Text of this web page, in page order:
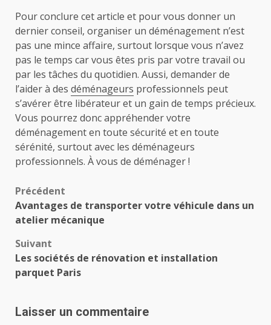
Pour conclure cet article et pour vous donner un
dernier conseil, organiser un déménagement n’est
pas une mince affaire, surtout lorsque vous n’avez
pas le temps car vous êtes pris par votre travail ou
par les tâches du quotidien. Aussi, demander de
l’aider à des déménageurs professionnels peut
s’avérer être libérateur et un gain de temps précieux.
Vous pourrez donc appréhender votre
déménagement en toute sécurité et en toute
sérénité, surtout avec les déménageurs
professionnels. À vous de déménager !
Navigation
d’article
Précédent
Avantages de transporter votre véhicule dans un
atelier mécanique
Suivant
Les sociétés de rénovation et installation
parquet Paris
Laisser un commentaire